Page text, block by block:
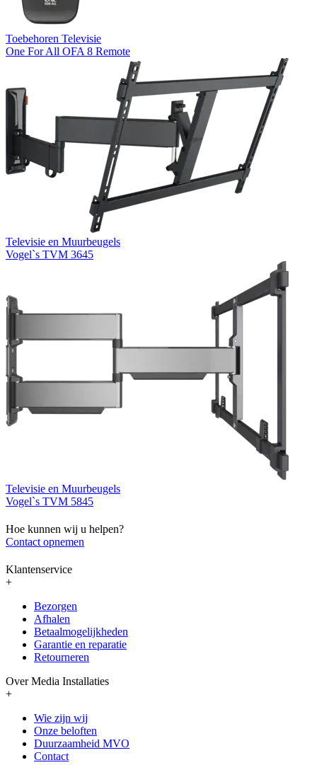
Toebehoren Televisie
One For All OFA 8 Remote
Televisie en Muurbeugels
Vogel`s TVM 3645
Televisie en Muurbeugels
Vogel`s TVM 5845
Hoe kunnen wij u helpen?
Contact opnemen
Klantenservice
+
Bezorgen
Afhalen
Betaalmogelijkheden
Garantie en reparatie
Retourneren
Over Media Installaties
+
Wie zijn wij
Onze beloften
Duurzaamheid MVO
Contact